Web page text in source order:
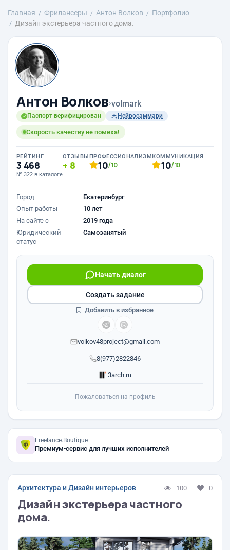
Главная Фрилансеры Антон Волков
Портфолио
Дизайн экстерьера частного дома.
Антон Волков›volmark
Паспорт верифицирован Нейросаммари
Скорость качеству не помеха!
РЕЙТИНГ
3 468
№ 322 в каталоге
ОТЗЫВЫ
8
ПРОФЕССИОНАЛИЗМ
10/10
КОММУНИКАЦИЯ
10/10
Город
Екатеринбург
Опыт работы
10 лет
На сайте с
2019 года
Юридический
статус
Самозанятый
8(977)2822846
Начать диалог
volkov48project@gmail.com
3arch.ru
Создать задание
Добавить в избранное
Пожаловаться на профиль
Freelance.Boutique
Премиум-сервис для лучших исполнителей
Архитектура и Дизайн интерьеров 100 0
Дизайн экстерьера частного
дома.